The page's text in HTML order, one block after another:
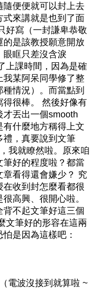
便便就可以封上去
式來講就是也到了面
好寫（一封謙卑恭敬
是該教授願意開放
眼眶只差沒含淚
上課時間，因為是確
我某阿呆同學修了整
情況）。而當點到
很棒。 然後好像有
丟出一個smooth
什麼地方稱得上文
禮，真要說到文筆
我就瞭然啦。原來咱
好的程度啦？都當
章看得還會嫌少？ 究
收到封怎麼看都很
高興、很開心啦。
不起文筆好這三個
文筆好的形容在這兩
是因為這樣吧：
電波沒接到就算啦 ~